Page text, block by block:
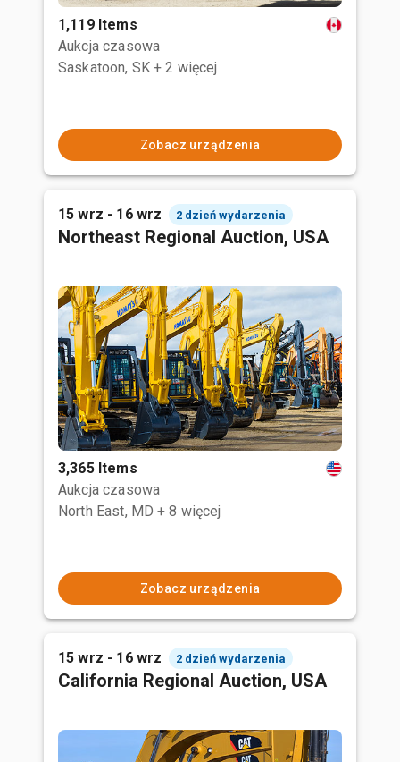
1,119 Items
Aukcja czasowa
Saskatoon, SK + 2 więcej
Zobacz urządzenia
15 wrz - 16 wrz 2 dzień wydarzenia
Northeast Regional Auction, USA
3,365 Items
Aukcja czasowa
North East, MD + 8 więcej
Zobacz urządzenia
15 wrz - 16 wrz 2 dzień wydarzenia
California Regional Auction, USA